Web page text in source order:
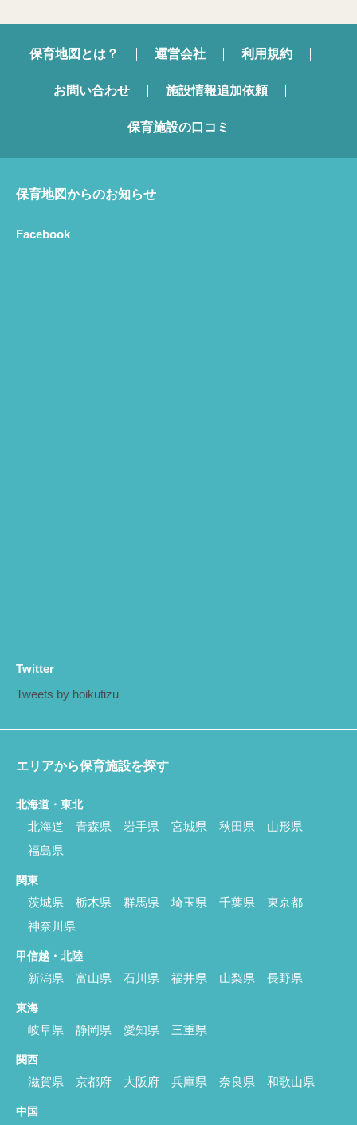
保育地図とは？ 運営会社 利用規約
お問い合わせ 施設情報追加依頼
保育施設の口コミ
保育地図からのお知らせ
Facebook
Twitter
Tweets by hoikutizu
エリアから保育施設を探す
北海道・東北
北海道 青森県 岩手県 宮城県 秋田県
山形県
福島県
関東
茨城県 栃木県 群馬県 埼玉県 千葉県
東京都
神奈川県
甲信越・北陸
新潟県 富山県 石川県 福井県 山梨県 長野県
東海
岐阜県 静岡県 愛知県 三重県
関西
滋賀県 京都府 大阪府 兵庫県 奈良県 和歌山県
中国